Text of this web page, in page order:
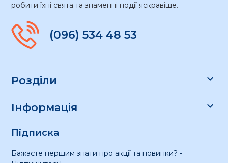
робити їхні свята та знаменні події яскравіше.
(096) 534 48 53
Розділи 
Інформація 
Підписка
Бажаєте першим знати про акції та новинки? -